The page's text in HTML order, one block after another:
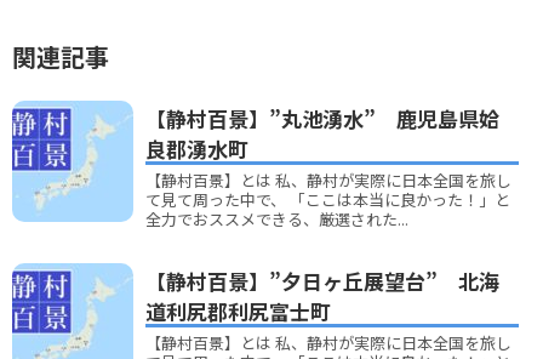
関連記事
【静村百景】”丸池湧水” 鹿児島県姶
良郡湧水町
【静村百景】とは 私、静村が実際に日本全国を旅し
て見て周った中で、 「ここは本当に良かった！」と
全力でおススメできる、厳選された...
【静村百景】”夕日ヶ丘展望台” 北海
道利尻郡利尻富士町
【静村百景】とは 私、静村が実際に日本全国を旅し